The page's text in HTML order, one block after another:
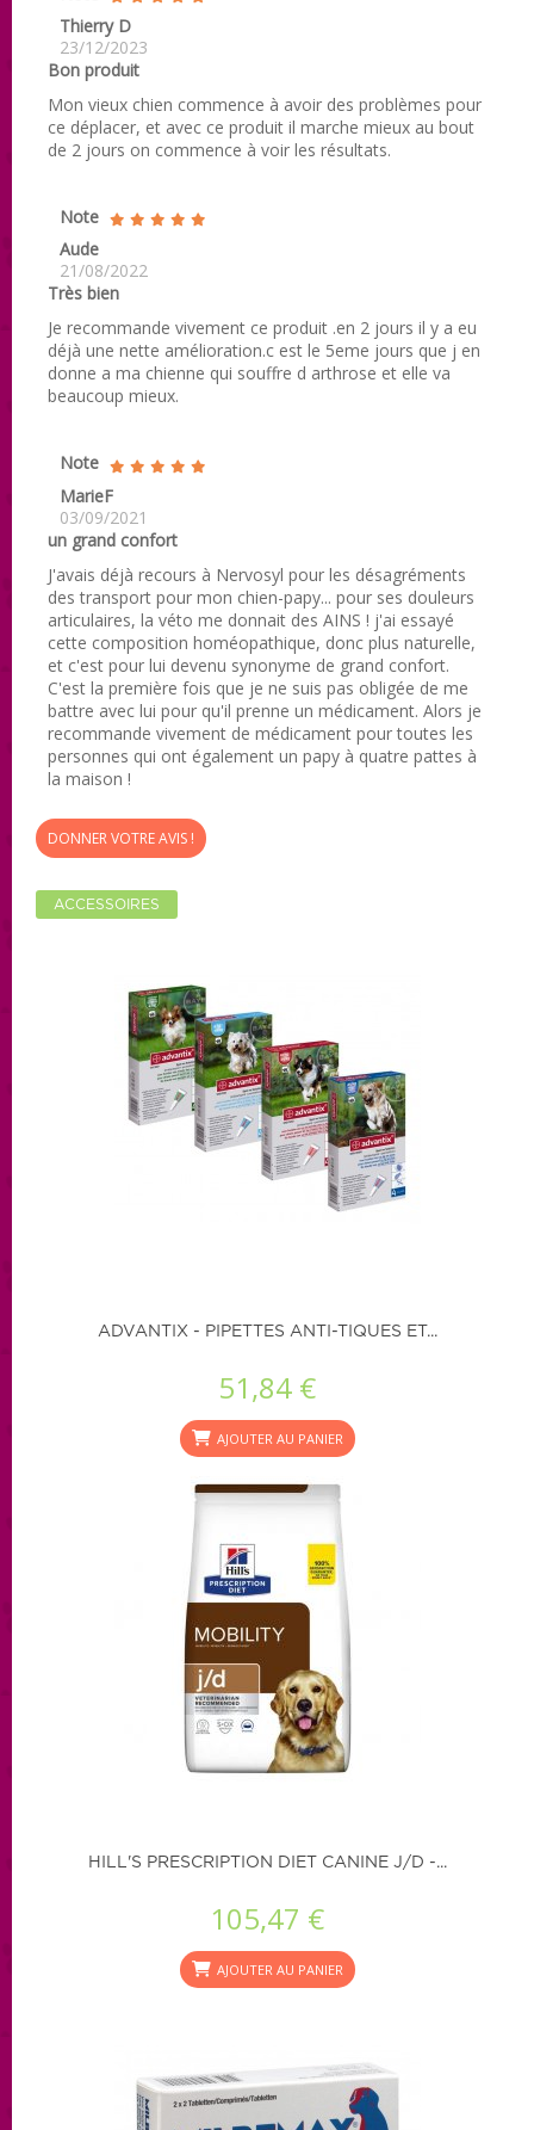
Thierry D
23/12/2023
Bon produit
Mon vieux chien commence à avoir des problèmes pour
ce déplacer, et avec ce produit il marche mieux au bout
de 2 jours on commence à voir les résultats.
Note
Aude
21/08/2022
Très bien
Je recommande vivement ce produit .en 2 jours il y a eu
déjà une nette amélioration.c est le 5eme jours que j en
donne a ma chienne qui souffre d arthrose et elle va
beaucoup mieux.
Note
MarieF
03/09/2021
un grand confort
J'avais déjà recours à Nervosyl pour les désagréments
des transport pour mon chien-papy... pour ses douleurs
articulaires, la véto me donnait des AINS ! j'ai essayé
cette composition homéopathique, donc plus naturelle,
et c'est pour lui devenu synonyme de grand confort.
C'est la première fois que je ne suis pas obligée de me
battre avec lui pour qu'il prenne un médicament. Alors je
recommande vivement de médicament pour toutes les
personnes qui ont également un papy à quatre pattes à
la maison !
DONNER VOTRE AVIS !
ACCESSOIRES
ADVANTIX - PIPETTES ANTI-TIQUES ET...
51,84 €
AJOUTER AU PANIER
HILL'S PRESCRIPTION DIET CANINE J/D -...
105,47 €
AJOUTER AU PANIER